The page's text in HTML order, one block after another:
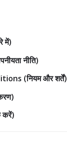
में)
नीति)
(नियम और शर्तें)
करें)